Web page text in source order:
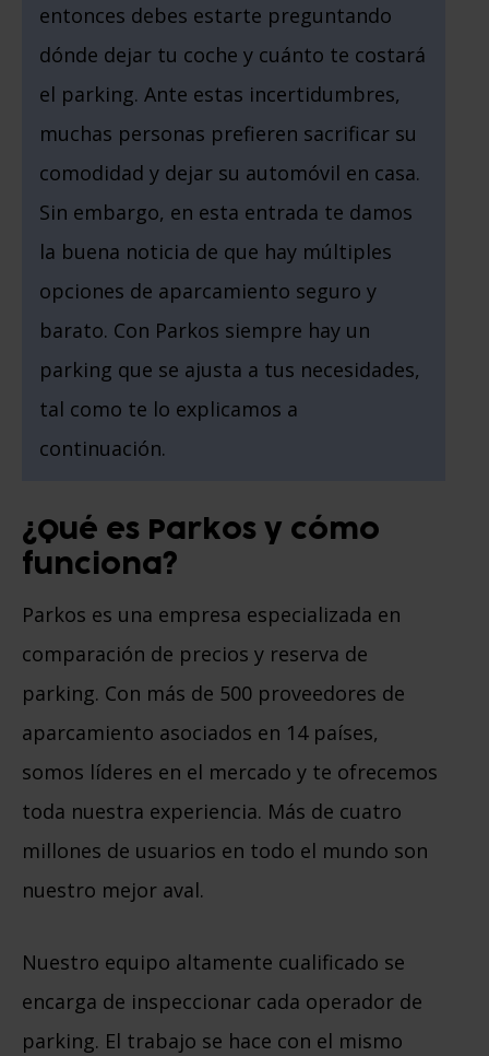
entonces debes estarte preguntando
dónde dejar tu coche y cuánto te costará
el parking. Ante estas incertidumbres,
muchas personas prefieren sacrificar su
comodidad y dejar su automóvil en casa.
Sin embargo, en esta entrada te damos
la buena noticia de que hay múltiples
opciones de aparcamiento seguro y
barato. Con Parkos siempre hay un
parking que se ajusta a tus necesidades,
tal como te lo explicamos a
continuación.
¿Qué es Parkos y cómo
funciona?
Parkos es una empresa especializada en
comparación de precios y reserva de
parking. Con más de 500 proveedores de
aparcamiento asociados en 14 países,
somos líderes en el mercado y te ofrecemos
toda nuestra experiencia. Más de cuatro
millones de usuarios en todo el mundo son
nuestro mejor aval.
Nuestro equipo altamente cualificado se
encarga de inspeccionar cada operador de
parking. El trabajo se hace con el mismo